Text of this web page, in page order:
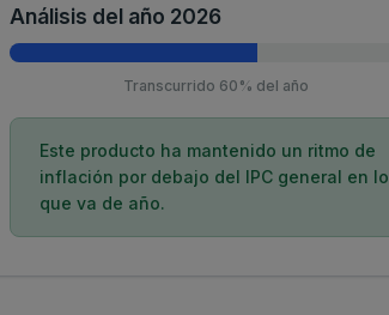
Análisis del año 2026
Transcurrido 60% del año
Este producto ha mantenido un ritmo de
inflación por debajo del IPC general en lo
que va de año.